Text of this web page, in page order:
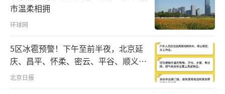
市温柔相拥
环球网
5区冰雹预警！下午至前半夜，北京延
庆、昌平、怀柔、密云、平谷、顺义、
门头沟、房山等区有较明显降雨，伴七
北京日报